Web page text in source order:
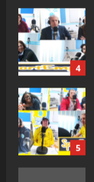
4
5